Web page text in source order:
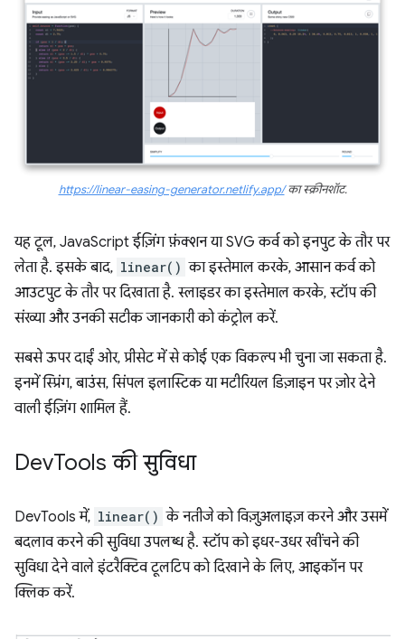
https://linear-easing-generator.netlify.app/का स्क्रीनशॉट.
यह टूल, JavaScript ईज़िंग फ़ंक्शन या SVG कर्व को इनपुट के तौर पर
लेता है. इसके बाद, linear() का इस्तेमाल करके, आसान कर्व को
आउटपुट के तौर पर दिखाता है. स्लाइडर का इस्तेमाल करके, स्टॉप की
संख्या और उनकी सटीक जानकारी को कंट्रोल करें.
सबसे ऊपर दाईं ओर, प्रीसेट में से कोई एक विकल्प भी चुना जा सकता है.
इनमें स्प्रिंग, बाउंस, सिंपल इलास्टिक या मटीरियल डिज़ाइन पर ज़ोर देने
वाली ईज़िंग शामिल हैं.
DevTools की सुविधा
DevTools में, linear() के नतीजे को विज़ुअलाइज़ करने और उसमें
बदलाव करने की सुविधा उपलब्ध है. स्टॉप को इधर-उधर खींचने की
सुविधा देने वाले इंटरैक्टिव टूलटिप को दिखाने के लिए, आइकॉन पर
क्लिक करें.